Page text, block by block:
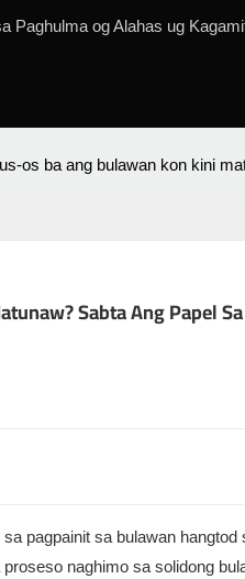
Paghulma og Alahas ug
os ba ang bulawan kon kini
Sabta Ang Papel
pagpainit sa bulawan
naghimo sa solidong